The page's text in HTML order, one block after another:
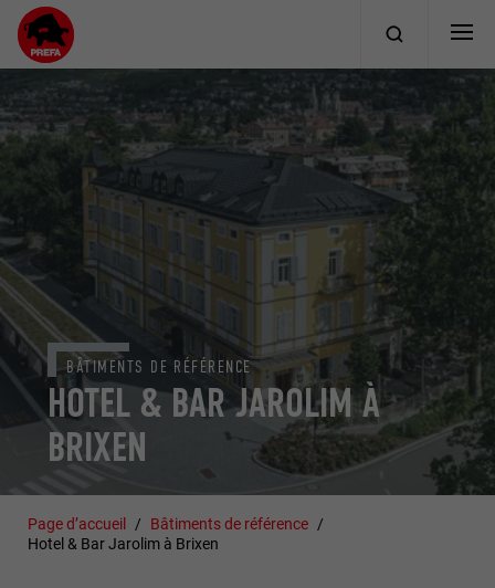
HOTEL & BAR JAROLIM À
BRIXEN
BÂTIMENTS DE RÉFÉRENCE
Page d’accueil
Bâtiments de référence
Hotel & Bar Jarolim à Brixen